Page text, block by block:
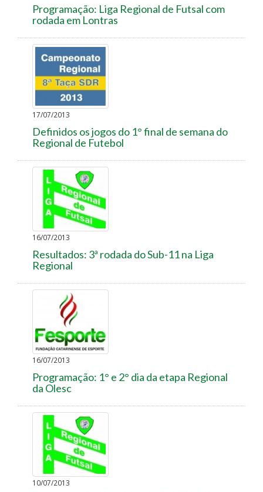
Programação: Liga Regional de Futsal com
rodada em Lontras
17/07/2013
Definidos os jogos do 1° final de semana do
Regional de Futebol
16/07/2013
Resultados: 3ª rodada do Sub-11 na Liga
Regional
16/07/2013
Programação: 1° e 2° dia da etapa Regional
da Olesc
10/07/2013